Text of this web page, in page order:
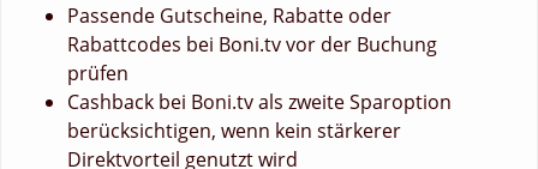
Passende Gutscheine, Rabatte oder
Rabattcodes bei Boni.tv vor der Buchung
prüfen
Cashback bei Boni.tv als zweite Sparoption
berücksichtigen, wenn kein stärkerer
Direktvorteil genutzt wird